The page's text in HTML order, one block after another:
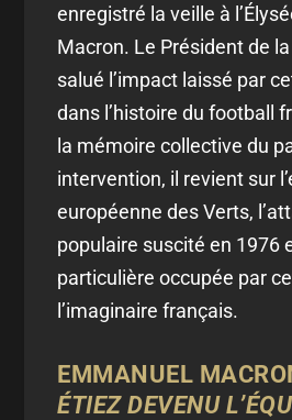
enregistré la veille à
Macron. Le Président de
salué l’impact laissé par
dans l’histoire du football
la mémoire collective du
intervention, il revient sur
européenne des Verts,
populaire suscité en 1976
particulière occupée par
l’imaginaire français.
EMMANUEL
ÉTIEZ DEVENU